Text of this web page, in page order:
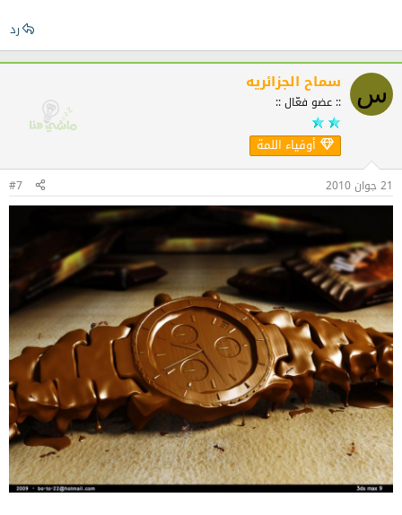
رد
س سماح الجزائريه
:: عضو فعّال ::
أوفياء اللمة
21 جوان 2010 #7